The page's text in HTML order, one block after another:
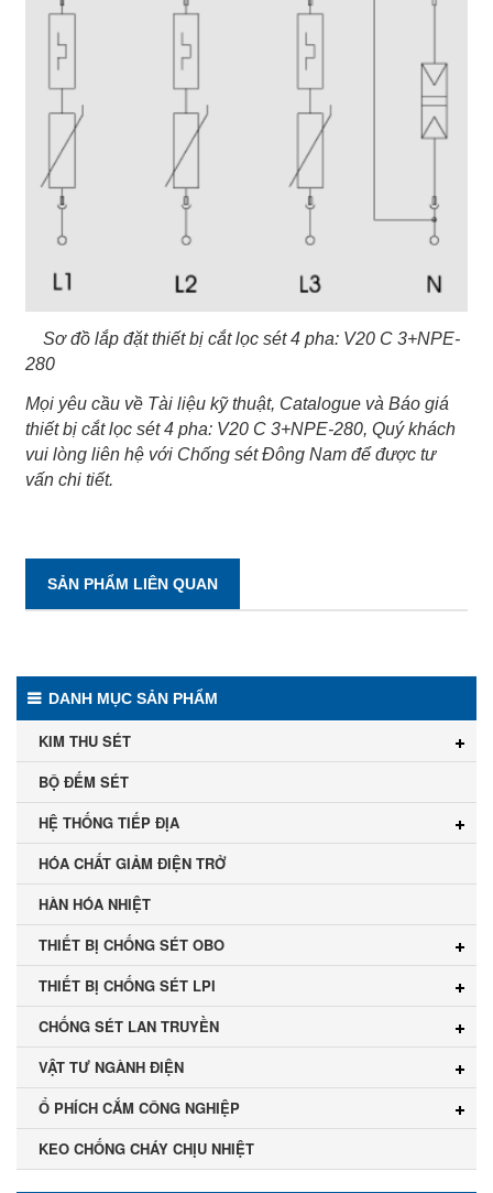
Sơ đồ lắp đặt thiết bị cắt lọc sét 4 pha: V20 C 3+NPE-
280
Mọi yêu cầu về Tài liệu kỹ thuật, Catalogue và Báo giá
thiết bị cắt lọc sét 4 pha: V20 C 3+NPE-280, Quý khách
vui lòng liên hệ với Chống sét Đông Nam để được tư
vấn chi tiết.
SẢN PHẨM LIÊN QUAN
DANH MỤC SẢN PHẨM
KIM THU SÉT
BỘ ĐẾM SÉT
HỆ THỐNG TIẾP ĐỊA
HÓA CHẤT GIẢM ĐIỆN TRỞ
HÀN HÓA NHIỆT
THIẾT BỊ CHỐNG SÉT OBO
THIẾT BỊ CHỐNG SÉT LPI
CHỐNG SÉT LAN TRUYỀN
VẬT TƯ NGÀNH ĐIỆN
Ổ PHÍCH CẮM CÔNG NGHIỆP
KEO CHỐNG CHÁY CHỊU NHIỆT